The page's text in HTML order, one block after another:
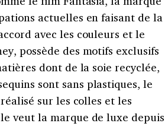
actuelles en faisant de la
avec les couleurs et le
possède des motifs exclusifs
dont de la soie recyclée,
sont sans plastiques, le
sur les colles et les
veut la marque de luxe depuis